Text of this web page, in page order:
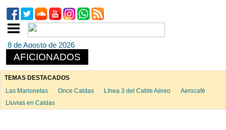
8 de Agosto de 2026
AFICIONADOS
TEMAS DESTACADOS
Las Marionetas
Once Caldas Línea 3 del Cable Aéreo
Aerocafé
Lluvias en Caldas